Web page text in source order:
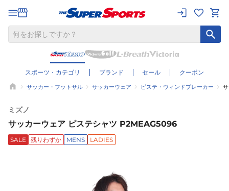
スポーツ・カテゴリ ブランド セール クーポン
サッカー・フットサル サッカーウェア ピステ・ウィンドブレーカー
ミズノ
サッカーウェア ピステシャツ P2MEAG5096
SALE 残りわずか MENS LADIES